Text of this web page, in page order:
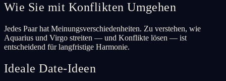
Wie Sie mit Konflikten Umgehen
Jedes Paar hat Meinungsverschiedenheiten. Zu verstehen, wie
Aquarius und Virgo streiten — und Konflikte lösen — ist
entscheidend für langfristige Harmonie.
Ideale Date-Ideen